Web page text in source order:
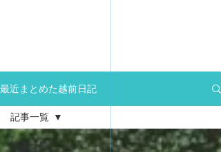
最近まとめた越前日記
記事一覧
記事一覧